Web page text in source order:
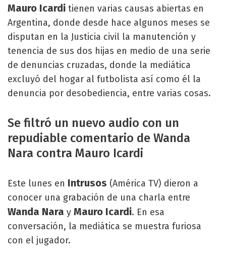
Mauro Icardi tienen varias causas abiertas en
Argentina, donde desde hace algunos meses se
disputan en la Justicia civil la manutención y
tenencia de sus dos hijas en medio de una serie
de denuncias cruzadas, donde la mediática
excluyó del hogar al futbolista así como él la
denuncia por desobediencia, entre varias cosas.
Se filtró un nuevo audio con un
repudiable comentario de Wanda
Nara contra Mauro Icardi
Este lunes en Intrusos (América TV) dieron a
conocer una grabación de una charla entre
Wanda Nara y Mauro Icardi. En esa
conversación, la mediática se muestra furiosa
con el jugador.